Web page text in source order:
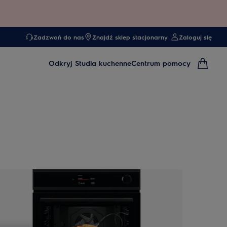
Zadzwoń do nas Znajdź sklep stacjonarny Zaloguj się
Odkryj Studia kuchenneCentrum pomocy